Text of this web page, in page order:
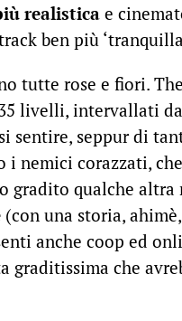
realisticae
ben più
tutte rose e fiori.
livelli, intervallati da
sentire, seppur di
i nemici corazzati,
gradito qualche
(con una storia,
anche coop ed
graditissima che